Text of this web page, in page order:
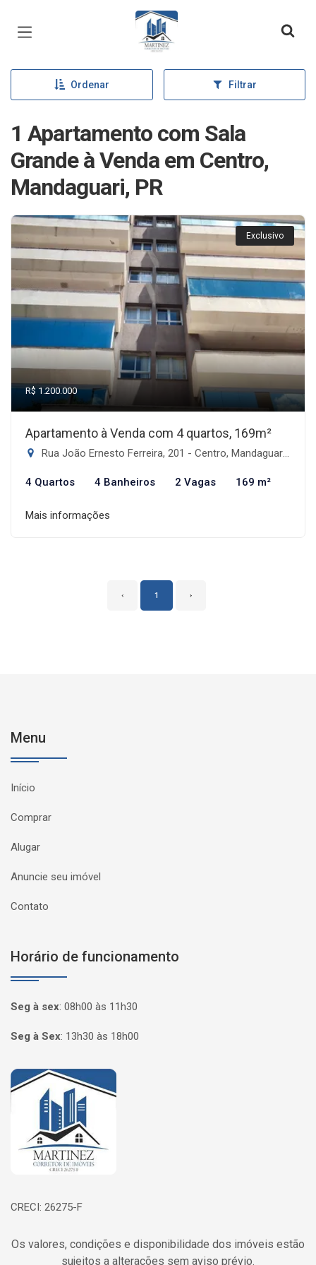
Página inicial
Ordenar Filtrar
1 Apartamento com Sala
Grande à Venda em Centro,
Mandaguari, PR
Exclusivo
R$ 1.200.000
Apartamento à Venda com 4 quartos, 169m²
Rua João Ernesto Ferreira, 201 - Centro, Mandaguari-PR
4 Quartos 4 Banheiros 2 Vagas 169 m²
Mais informações
‹ 1 ›
Menu
Início
Comprar
Alugar
Anuncie seu imóvel
Contato
Horário de funcionamento
Seg à sex: 08h00 às 11h30
Seg à Sex: 13h30 às 18h00
Página inicial
CRECI: 26275-F
Os valores, condições e disponibilidade dos imóveis estão
sujeitos a alterações sem aviso prévio.